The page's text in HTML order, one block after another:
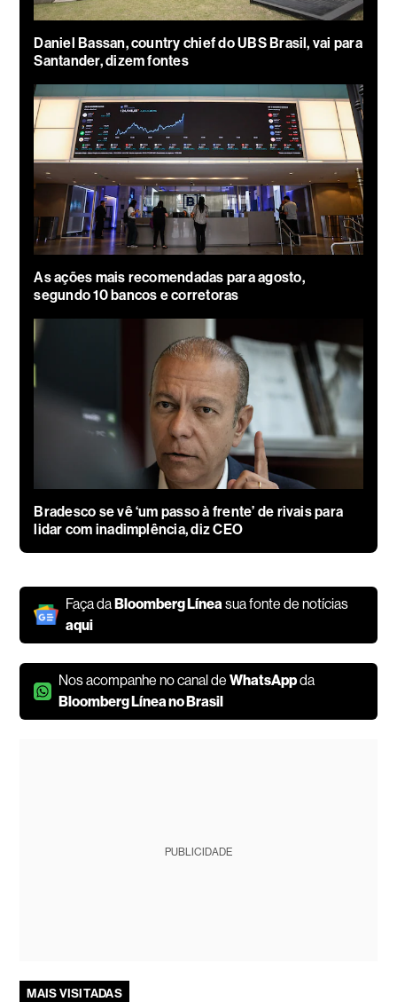
Daniel Bassan, country chief do UBS Brasil, vai para
Santander, dizem fontes
As ações mais recomendadas para agosto,
segundo 10 bancos e corretoras
Bradesco se vê ‘um passo à frente’ de rivais para
lidar com inadimplência, diz CEO
Faça daBloomberg Línea sua fonte de notícias
aqui
Nos acompanhe no canal deWhatsAppda
Bloomberg Línea no Brasil
PUBLICIDADE
MAIS VISITADAS